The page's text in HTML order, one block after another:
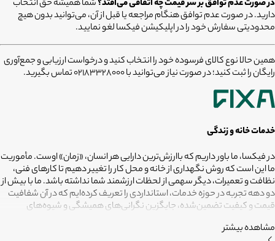
در صورت عدم توافق بر سر قیمت چه اتفاقی می‌افتد؟شما همیشه حق انتخاب
دارید. در صورت عدم توافق هنگام مراجعه یا قبل از آن، می‌توانید بدون هیچ
محدودیتی سفارش خود را در اپلیکیشن فیکسا لغو نمایید.
همین حالا نوع کالای فرسوده خود را انتخاب کنید و درخواست ارزیابی و جمع‌آوری
رایگان را ثبت کنید؛ در صورت نیاز می‌توانید با 02183328000 تماس بگیرید.
خدمات خانه و زندگی
در فیکسا، ما باور داریم که باارزش‌ترین دارایی هر انسان، «زمان» اوست. مأموریت
ما این است که روش نگهداری از خانه و محل کار را تغییر دهیم تا کارهای فنی،
نظافت و تعمیرات، دیگر سهمی از لحظات ارزشمند شما نداشته باشد. ما با بیش از
دو دهه تجربه در حوزه خدمات، استانداردی را تعریف کرده‌ایم که در آن شفافیت
قیمت و کیفیت تضمین‌شده، جایگزین نگرانی‌های همیشگی و شیوه‌های
متخصصانی بسپاریم که از فیلترهای سخت‌گیرانه رد شده‌اند تا نتیجه نهایی،
مشاهده بیشتر